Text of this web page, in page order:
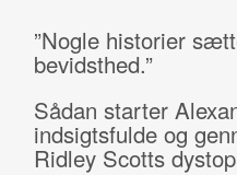
”Nogle historier
bevidsthed.”
Sådan starter
indsigtsfulde og
Ridley Scotts